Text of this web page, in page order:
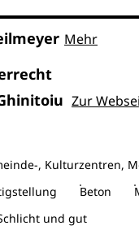
Mehr
Zur
, Kulturzentren,
Beton
und gut